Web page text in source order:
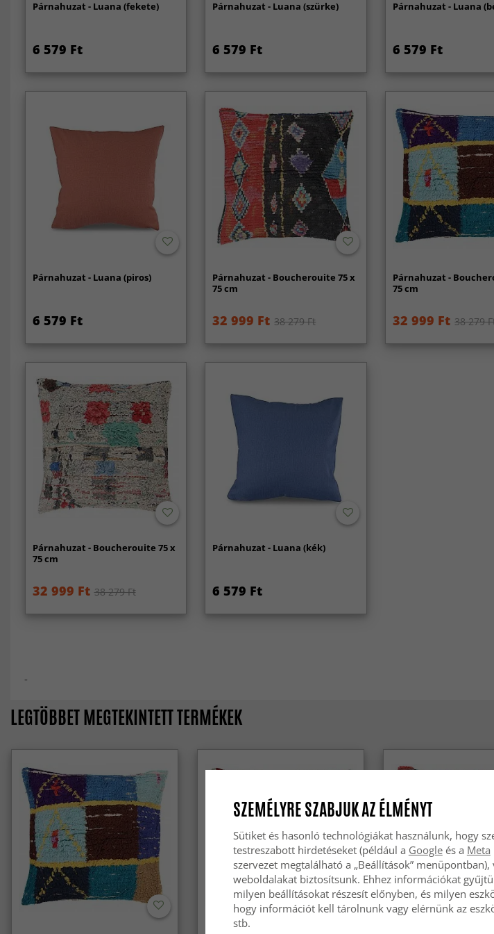
Párnahuzat - Luana (fekete)
6 579 Ft
Párnahuzat - Luana (szürke)
6 579 Ft
Párnahuzat - Luana
6 579 Ft
Párnahuzat - Luana (piros)
6 579 Ft
Párnahuzat - Boucherouite 75 x
75 cm
32 999 Ft 38 279 Ft
Párnahuzat -
75 cm
32 999 Ft 38 279
Párnahuzat - Boucherouite 75 x
75 cm
32 999 Ft 38 279 Ft
Párnahuzat - Luana (kék)
6 579 Ft
-
LEGTÖBBET MEGTEKINTETT TERMÉKEK
SZEMÉLYRE SZABJUK AZ ÉLMÉNYT
Sütiket és hasonló technológiákat használunk, hogy
testreszabott hirdetéseket (például a Googleés a Meta
szervezet megtalálható a „Beállítások”
weboldalakat biztosítsunk. Ehhez információkat
milyen beállításokat részesít előnyben, és milyen
hogy információt kell tárolnunk vagy elérnünk az
stb.